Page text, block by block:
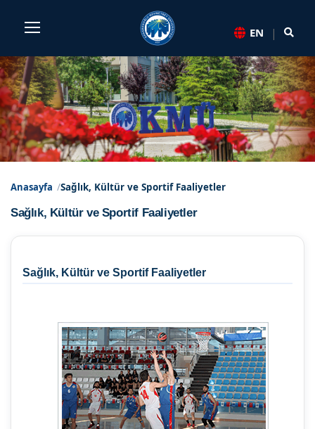
Sayfa kısayolları: Alt+1 Haberler, Alt+2 Etkinlikler, Alt+3
EN |
Sağlık, Kültür ve Sportif
Anasayfa Sağlık, Kültür ve Sportif Faaliyetler
Sağlık, Kültür ve Sportif Faaliyetler
Sağlık, Kültür ve Sportif Faaliyetler